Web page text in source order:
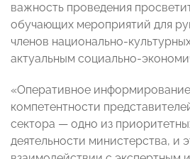
важность проведения
обучающих мероприятий для
членов национально-
актуальным социально-
«Оперативное
компетентности
сектора — одно из
деятельности министерства, и